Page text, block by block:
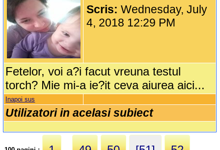
Scris:Wednesday, July
4, 2018 12:29 PM
Fetelor, voi a?i facut vreuna testul
torch? Mie mi-a ie?it ceva aiurea aici...
Inapoi sus
Utilizatori in acelasi subiect